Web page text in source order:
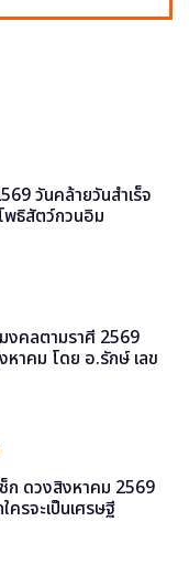
วันคล้ายวันสำเร็จ
พธิสัตว์กวนอิม
งคลตามราศี 2569
หาคม โดย อ.รักษ์ เลข
ช็ก ดวงสิงหาคม 2569
ครจะเป็นเศรษฐี